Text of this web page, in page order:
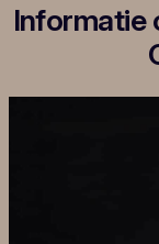
Informatie